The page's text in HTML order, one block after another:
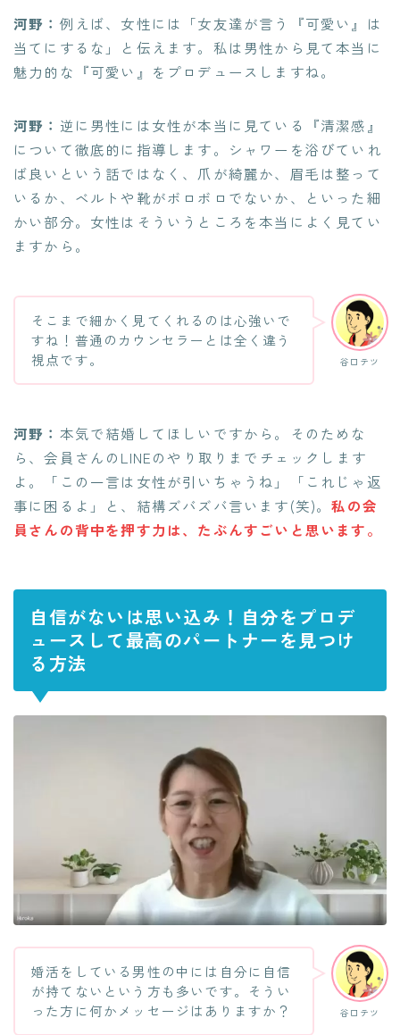
河野： 例えば、女性には「女友達が言う『可愛い』は
当てにするな」と伝えます。私は男性から見て本当に
魅力的な『可愛い』をプロデュースしますね。
河野： 逆に男性には女性が本当に見ている『清潔感』
について徹底的に指導します。シャワーを浴びていれ
ば良いという話ではなく、爪が綺麗か、眉毛は整って
いるか、ベルトや靴がボロボロでないか、といった細
かい部分。女性はそういうところを本当によく見てい
ますから。
谷口テツ
そこまで細かく見てくれるのは心強いで
すね！普通のカウンセラーとは全く違う
視点です。
河野： 本気で結婚してほしいですから。そのためな
ら、会員さんのLINEのやり取りまでチェックします
よ。「この一言は女性が引いちゃうね」「これじゃ返
事に困るよ」と、結構ズバズバ言います(笑)。私の会
員さんの背中を押す力は、たぶんすごいと思います。
自信がないは思い込み！自分をプロデ
ュースして最高のパートナーを見つけ
る方法
谷口テツ
婚活をしている男性の中には自分に自信
が持てないという方も多いです。そうい
った方に何かメッセージはありますか？